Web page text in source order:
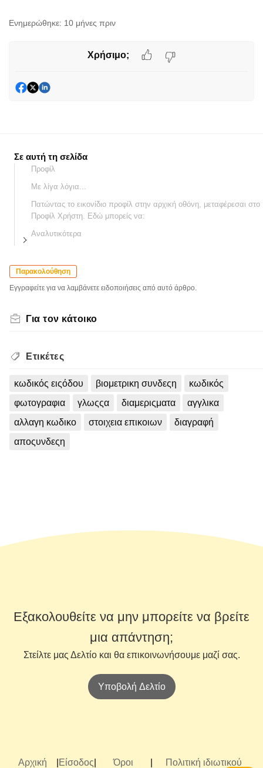
Ενημερώθηκε: 10 μήνες πριν
Χρήσιμο;
Σε αυτή τη σελίδα
Προφίλ
Με λίγα λόγια...
Πατώντας το εικονίδιο προφίλ στην αρχική οθόνη, μεταφέρεσαι στο
Προφίλ Χρήστη. Εδώ μπορείς να:
Αναλυτικότερα
Παρακολούθηση
Εγγραφείτε για να λαμβάνετε ειδοποιήσεις από αυτό άρθρο.
Για τον κάτοικο
Ετικέτες
κωδικός ειςόδου βιομετρικη συνδεςη
κωδικός
φωτογραφια
γλωςςα διαμεριςματα
αγγλικα
αλλαγη κωδικο
στοιχεια επικοιων
διαγραφή
αποςυνδεςη
Εξακολουθείτε να μην μπορείτε να βρείτε
μια απάντηση;
Στείλτε μας Δελτίο και θα επικοινωνήσουμε μαζί σας.
Υποβολή Δελτίο
Αρχική Είσοδος Όροι Πολιτική ιδιωτικού